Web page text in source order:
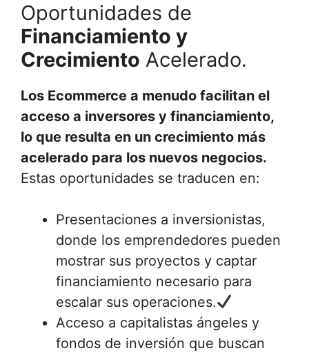
Oportunidades de
Financiamiento y
Crecimiento Acelerado.
Los Ecommerce a menudo facilitan el
acceso a inversores y financiamiento,
lo que resulta en un crecimiento más
acelerado para los nuevos negocios.
Estas oportunidades se traducen en:
Presentaciones a inversionistas,
donde los emprendedores pueden
mostrar sus proyectos y captar
financiamiento necesario para
escalar sus operaciones.
Acceso a capitalistas ángeles y
fondos de inversión que buscan